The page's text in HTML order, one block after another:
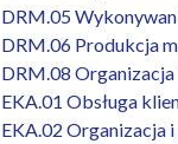
DRM.05
DRM.06 Produkcja
DRM.08
EKA.01 Obsługa
EKA.02 Organizacja